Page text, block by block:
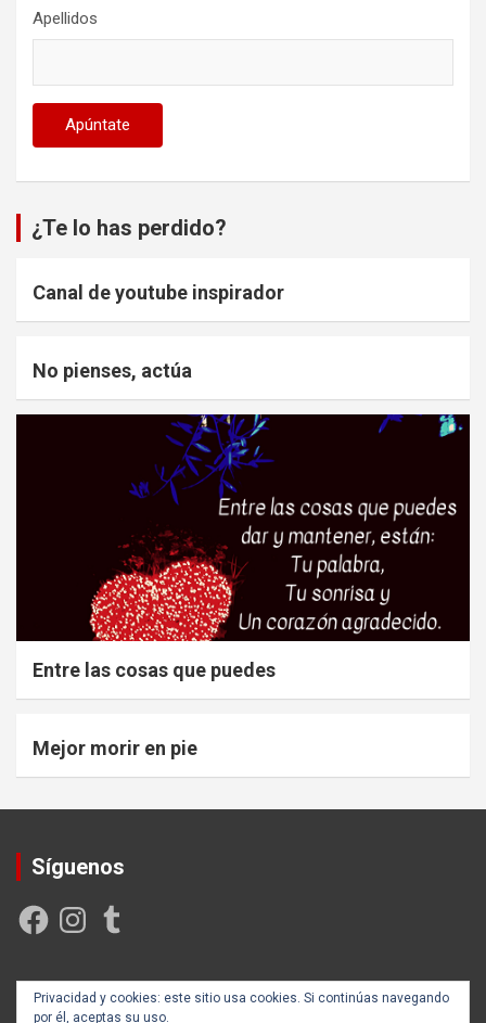
Apellidos
¿Te lo has perdido?
Canal de youtube inspirador
No pienses, actúa
Entre las cosas que puedes
Mejor morir en pie
Síguenos
FacebookInstagramTumblr
Privacidad y cookies: este sitio usa cookies. Si continúas navegando
por él, aceptas su uso.
Creada y posicionada por Rogama Informática